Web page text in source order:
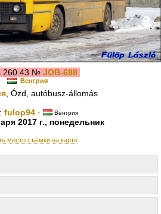
260.43 № JOB-688
Венгрия
, Ózd, autóbusz-állomás
fulop94 · Венгрия
2017 г., понедельник
место съёмки на карте